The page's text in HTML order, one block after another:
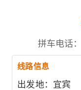
拼车电话：
线路信息
出发地：宜宾